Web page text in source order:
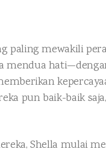
paling mewakili
mendua
pun baik-baik
Shella mulai